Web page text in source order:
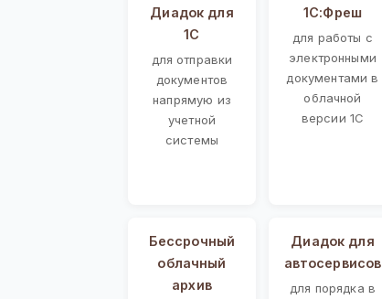
Диадок для
1С
для отправки
документов
напрямую из
учетной
системы
1С:Фреш
для работы с
электронными
документами в
облачной
версии 1С
Бессрочный
облачный
архив
Диадок для
автосервисов
для порядка в